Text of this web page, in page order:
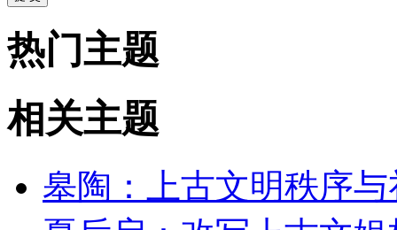
热门主题
相关主题
皋陶：上古文明秩序